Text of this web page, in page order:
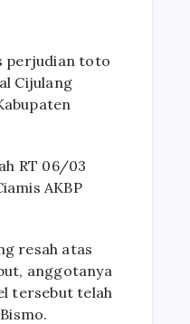
perjudian toto
Cijulang
RT 06/03
AKBP
resah atas
anggotanya
tersebut telah